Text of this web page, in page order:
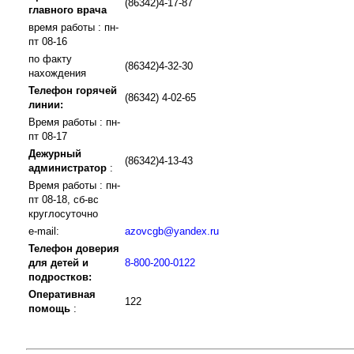
главного врача
(86342)4-17-87
время работы : пн-
пт 08-16
по факту
нахождения
(86342)4-32-30
Телефон горячей
линии:
(86342) 4-02-65
Время работы : пн-
пт 08-17
Дежурный
администратор :
(86342)4-13-43
Время работы : пн-
пт 08-18, сб-вс
круглосуточно
e-mail:
azovcgb@yandex.ru
Телефон доверия
для детей и
подростков:
8-800-200-0122
Оперативная
помощь :
122